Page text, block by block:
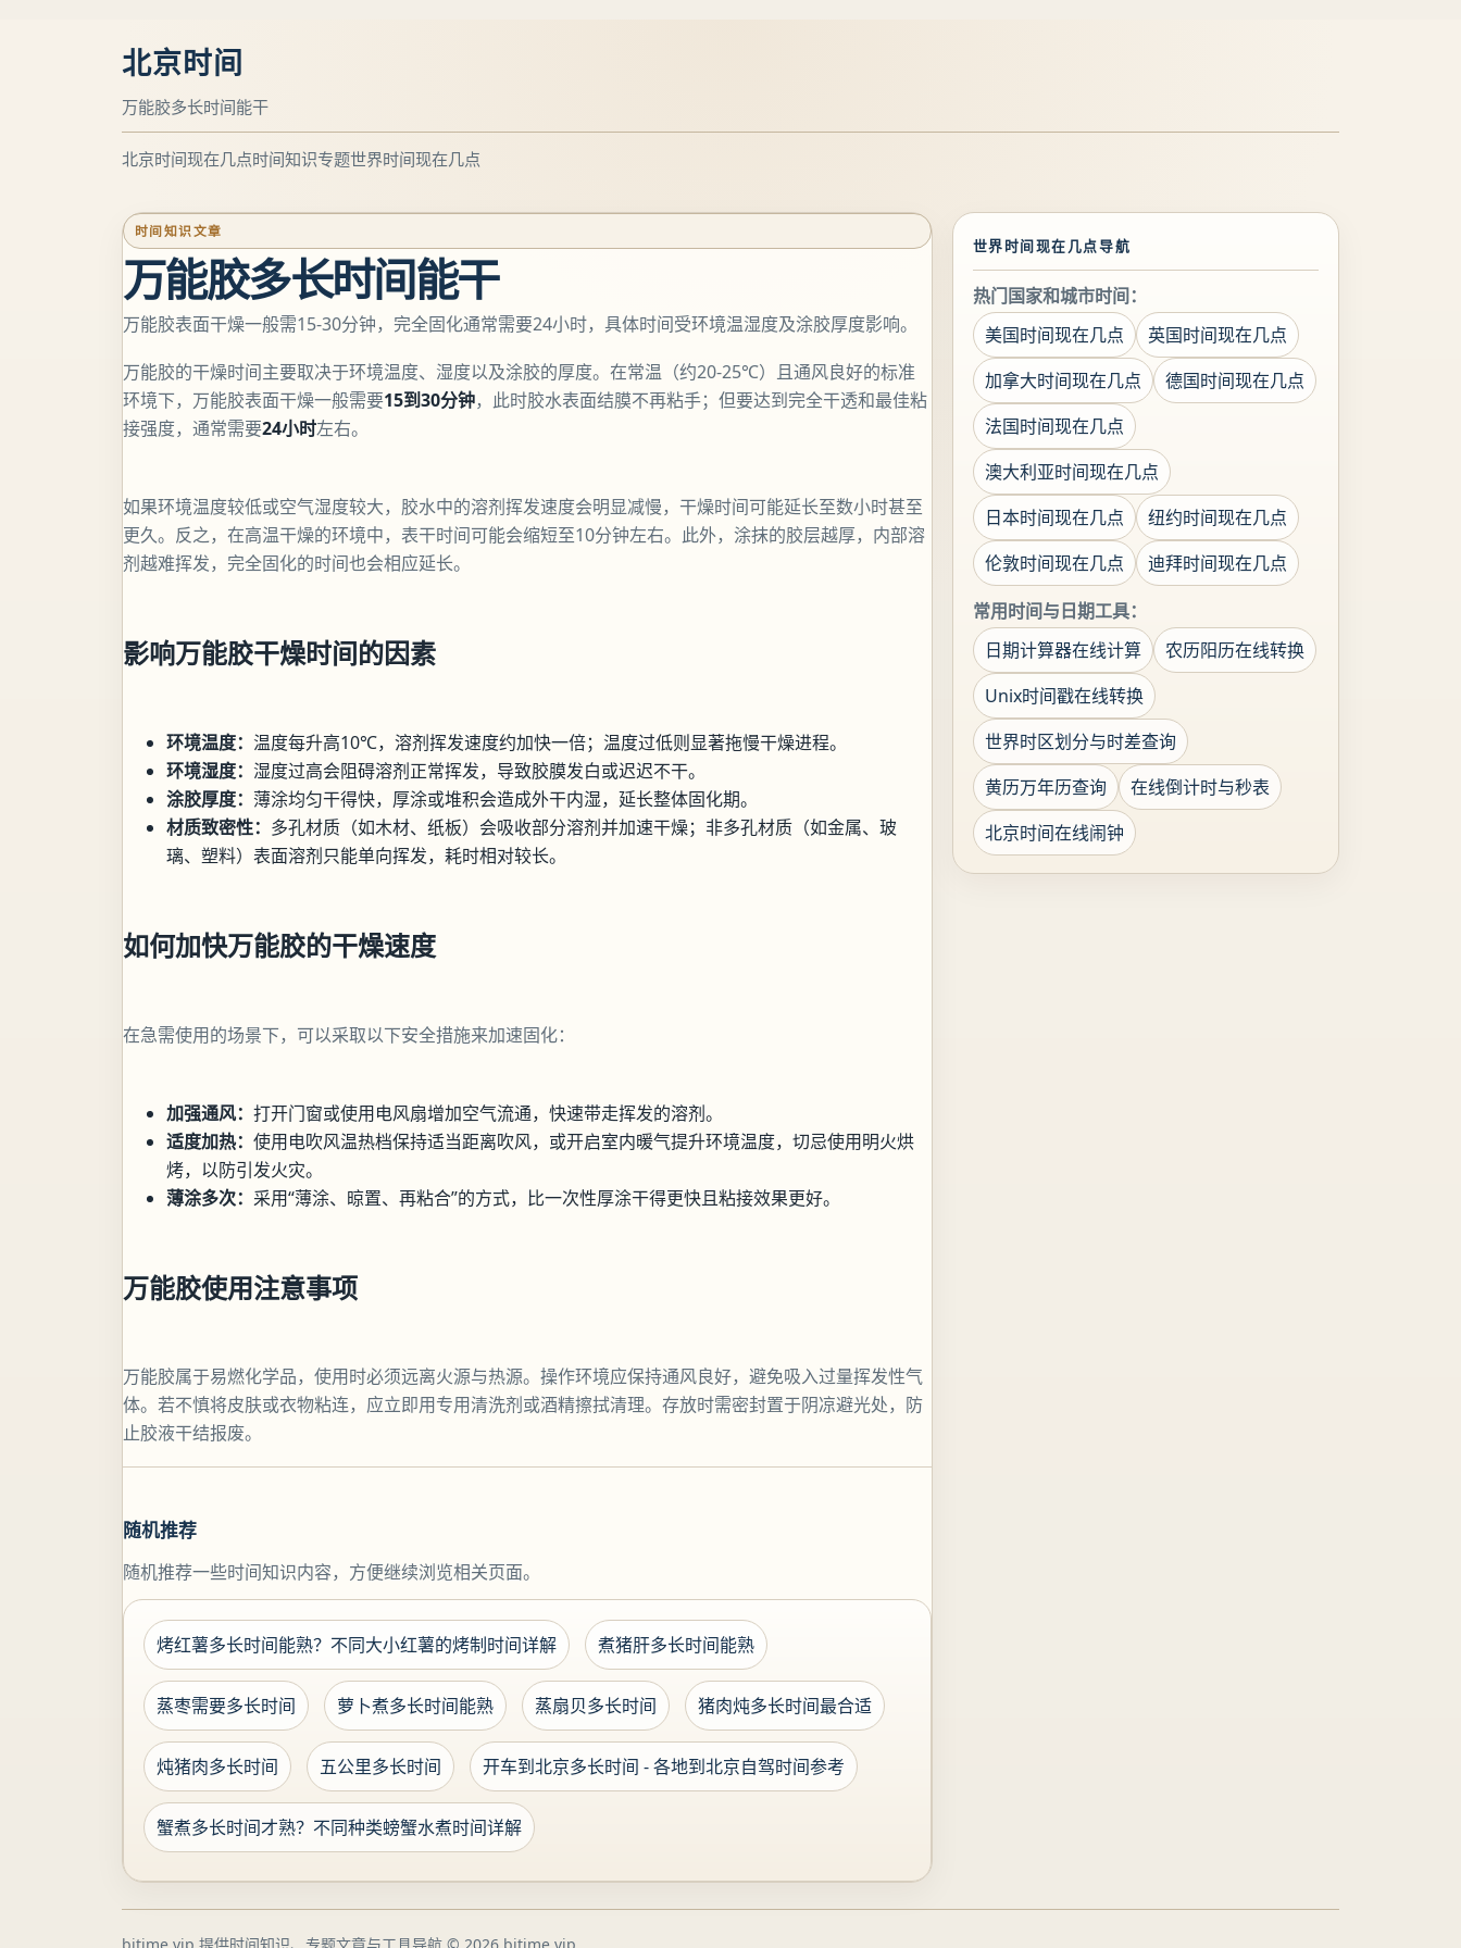
北京时间
万能胶多长时间能干
北京时间现在几点时间知识专题世界时间现在几点
时间知识文章
万能胶多长时间能干
万能胶表面干燥一般需15-30分钟，完全固化通常需要24小时，具体时间受环境温湿度及涂胶厚度影响。
万能胶的干燥时间主要取决于环境温度、湿度以及涂胶的厚度。在常温（约20-25℃）且通风良好的标准
环境下，万能胶表面干燥一般需要15到30分钟，此时胶水表面结膜不再粘手；但要达到完全干透和最佳粘
接强度，通常需要24小时左右。
如果环境温度较低或空气湿度较大，胶水中的溶剂挥发速度会明显减慢，干燥时间可能延长至数小时甚至
更久。反之，在高温干燥的环境中，表干时间可能会缩短至10分钟左右。此外，涂抹的胶层越厚，内部溶
剂越难挥发，完全固化的时间也会相应延长。
影响万能胶干燥时间的因素
环境温度： 温度每升高10℃，溶剂挥发速度约加快一倍；温度过低则显著拖慢干燥进程。
环境湿度： 湿度过高会阻碍溶剂正常挥发，导致胶膜发白或迟迟不干。
涂胶厚度： 薄涂均匀干得快，厚涂或堆积会造成外干内湿，延长整体固化期。
材质致密性： 多孔材质（如木材、纸板）会吸收部分溶剂并加速干燥；非多孔材质（如金属、玻
璃、塑料）表面溶剂只能单向挥发，耗时相对较长。
如何加快万能胶的干燥速度
在急需使用的场景下，可以采取以下安全措施来加速固化：
加强通风： 打开门窗或使用电风扇增加空气流通，快速带走挥发的溶剂。
适度加热： 使用电吹风温热档保持适当距离吹风，或开启室内暖气提升环境温度，切忌使用明火烘
烤，以防引发火灾。
薄涂多次： 采用“薄涂、晾置、再粘合”的方式，比一次性厚涂干得更快且粘接效果更好。
万能胶使用注意事项
万能胶属于易燃化学品，使用时必须远离火源与热源。操作环境应保持通风良好，避免吸入过量挥发性气
体。若不慎将皮肤或衣物粘连，应立即用专用清洗剂或酒精擦拭清理。存放时需密封置于阴凉避光处，防
止胶液干结报废。
随机推荐
随机推荐一些时间知识内容，方便继续浏览相关页面。
烤红薯多长时间能熟？不同大小红薯的烤制时间详解 煮猪肝多长时间能熟
蒸枣需要多长时间 萝卜煮多长时间能熟 蒸扇贝多长时间 猪肉炖多长时间最合适
炖猪肉多长时间 五公里多长时间 开车到北京多长时间 - 各地到北京自驾时间参考
蟹煮多长时间才熟？不同种类螃蟹水煮时间详解
世界时间现在几点导航
热门国家和城市时间：
美国时间现在几点
英国时间现在几点
加拿大时间现在几点
德国时间现在几点
法国时间现在几点
澳大利亚时间现在几点
日本时间现在几点
纽约时间现在几点
伦敦时间现在几点
迪拜时间现在几点
常用时间与日期工具：
日期计算器在线计算
农历阳历在线转换
Unix时间戳在线转换
世界时区划分与时差查询
黄历万年历查询
在线倒计时与秒表
北京时间在线闹钟